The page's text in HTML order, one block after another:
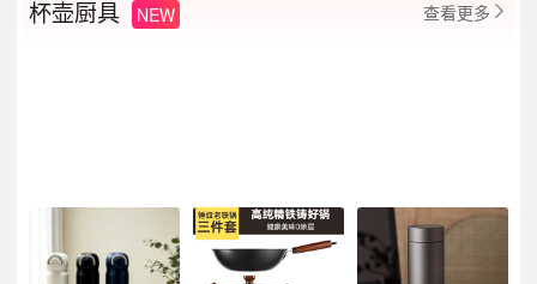
杯壶厨具 NEW 查看更多 